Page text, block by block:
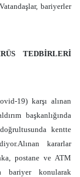
bariyerler
TEDBİRLERİ
19) karşı alınan
başkanlığında
kentte
kararlar
postane ve ATM
bariyer konularak